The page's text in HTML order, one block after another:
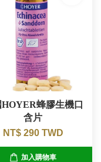
蜂膠生機口
含片
NT$ 290 TWD
加入購物車